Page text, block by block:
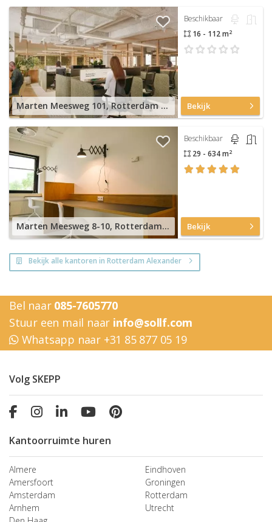
Marten Meesweg 101, Rotterdam Alexander
Beschikbaar
16 - 112 m2
Bekijk
Marten Meesweg 8-10, Rotterdam Alexander
Beschikbaar
29 - 634 m2
Bekijk
Bekijk alle kantoren in Rotterdam Alexander
Bel naar 085-7605770
Stuur een mail naar info@sollf.com
Whatsapp naar +31 85 877 05 19
Volg SKEPP
Kantoorruimte huren
Almere
Amersfoort
Amsterdam
Arnhem
Eindhoven
Groningen
Rotterdam
Utrecht